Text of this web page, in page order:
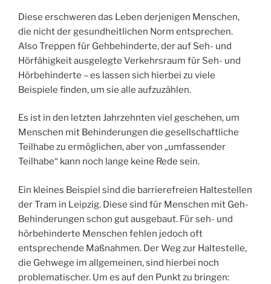
Diese erschweren das Leben derjenigen Menschen,
die nicht der gesundheitlichen Norm entsprechen.
Also Treppen für Gehbehinderte, der auf Seh- und
Hörfähigkeit ausgelegte Verkehrsraum für Seh- und
Hörbehinderte – es lassen sich hierbei zu viele
Beispiele finden, um sie alle aufzuzählen.
Es ist in den letzten Jahrzehnten viel geschehen, um
Menschen mit Behinderungen die gesellschaftliche
Teilhabe zu ermöglichen, aber von „umfassender
Teilhabe“ kann noch lange keine Rede sein.
Ein kleines Beispiel sind die barrierefreien Haltestellen
der Tram in Leipzig. Diese sind für Menschen mit Geh-
Behinderungen schon gut ausgebaut. Für seh- und
hörbehinderte Menschen fehlen jedoch oft
entsprechende Maßnahmen. Der Weg zur Haltestelle,
die Gehwege im allgemeinen, sind hierbei noch
problematischer. Um es auf den Punkt zu bringen: